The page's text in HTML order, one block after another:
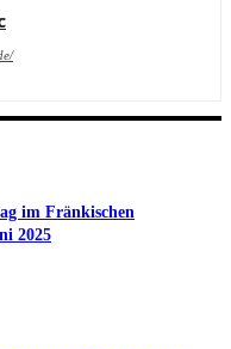
im Fränkischen
2025